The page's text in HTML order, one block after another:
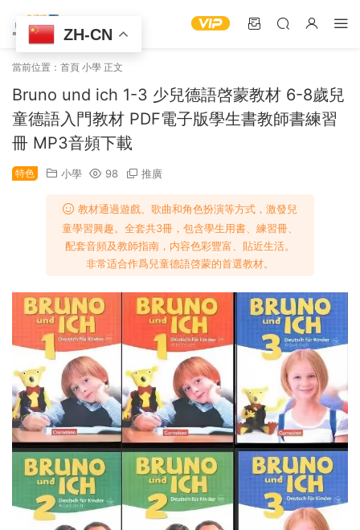
當前位置： 首頁 小學 正文
Bruno und ich 1-3 少兒德語啓蒙教材 6-8歲兒
童德語入門教材 PDF電子版學生書教師書練習
冊 MP3音頻下載
特色 小學 98 推廣
教材通過遊戲、歌曲和角色扮演等方式，激發兒
童學習興趣。全套共3冊，包含學生用書、練習冊、
配套音頻及教師指南，内容色彩豐富、貼近生活。
非常适合作爲兒童德語啓蒙的首選教材。
ZH-CN